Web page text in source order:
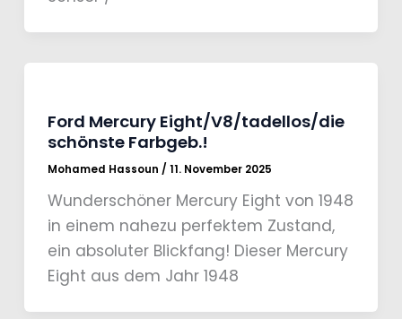
Ford Mercury Eight/V8/tadellos/die
schönste Farbgeb.!
Mohamed Hassoun / 11. November 2025
Wunderschöner Mercury Eight von 1948
in einem nahezu perfektem Zustand,
ein absoluter Blickfang! Dieser Mercury
Eight aus dem Jahr 1948